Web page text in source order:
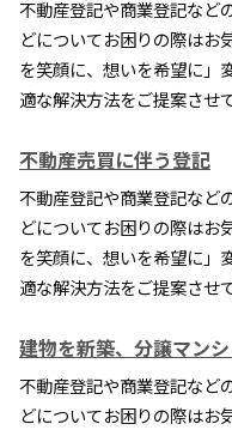
不動産登記や商業登記など
どについてお困りの際はお
を笑顔に、想いを希望に」
適な解決方法をご提案させ
不動産売買に伴う登記
不動産登記や商業登記など
どについてお困りの際はお
を笑顔に、想いを希望に」
適な解決方法をご提案させ
建物を新築、分譲マン
不動産登記や商業登記など
どについてお困りの際はお